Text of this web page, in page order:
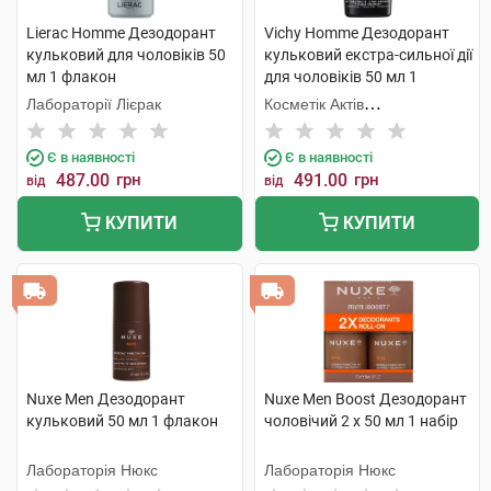
Lierac Homme Дезодорант
кульковий для чоловіків 50
мл 1 флакон
Лабораторії Лієрак
Є в наявності
від 487.00 грн
КУПИТИ
Vichy Homme Дезодорант
кульковий екстра-сильної дії
для чоловіків 50 мл 1
флакон
Косметік Актів
Інтернаціональ
Є в наявності
від 491.00 грн
КУПИТИ
Nuxe Men Дезодорант
кульковий 50 мл 1 флакон
Лабораторія Нюкс
Nuxe Men Boost Дезодорант
чоловічий 2 х 50 мл 1 набір
Лабораторія Нюкс